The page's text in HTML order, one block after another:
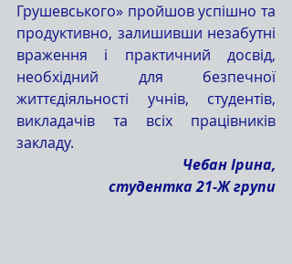
Грушевського» пройшов успішно та
продуктивно, залишивши незабутні
враження і практичний досвід,
необхідний для безпечної
життєдіяльності учнів, студентів,
викладачів та всіх працівників
закладу.
Чебан Ірина,
студентка 21-Ж групи